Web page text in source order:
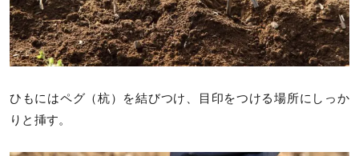
ひもにはペグ（杭）を結びつけ、目印をつける場所にしっか
りと挿す。